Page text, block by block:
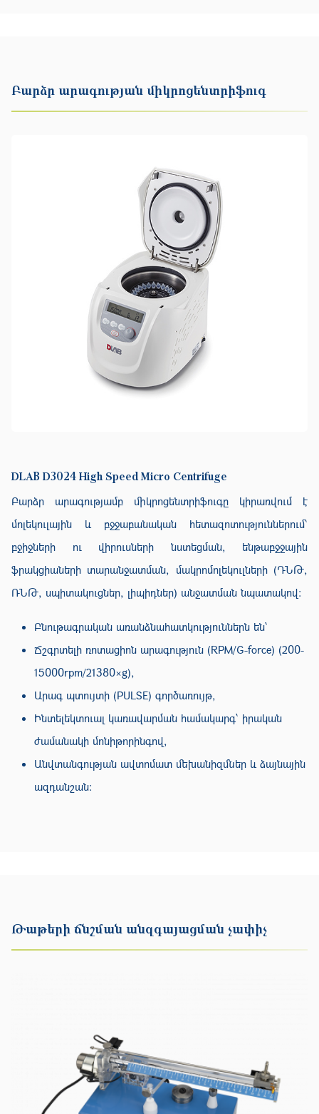
Բարձր արագության միկրոցենտրիֆուգ
DLAB D3024 High Speed Micro Centrifuge
Բարձր արագությամբ միկրոցենտրիֆուգը կիրառվում է
մոլեկուլային և բջջաբանական հետազոտություններում՝
բջիջների ու վիրուսների նստեցման, ենթաբջջային
ֆրակցիաների տարանջատման, մակրոմոլեկուլների (ԴՆԹ,
ՌՆԹ, սպիտակուցներ, լիպիդներ) անջատման նպատակով։
Բնութագրական առանձնահատկություններն են՝
Ճշգրտելի ռոտացիոն արագություն (RPM/G-force) (200-
15000rpm/21380×g),
Արագ պտույտի (PULSE) գործառույթ,
Ինտելեկտուալ կառավարման համակարգ՝ իրական
ժամանակի մոնիթորինգով,
Անվտանգության ավտոմատ մեխանիզմներ և ձայնային
ազդանշան։
Թաթերի ճնշման անզգայացման չափիչ